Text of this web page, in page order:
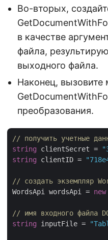
Во-вторых,
в качестве
файла,
выходного файла.
Наконец, вызовите
преобразования.
// получить учетные
string clientSecret =
string clientID =
// создать экземпляр
WordsApi wordsApi = new
// имя входного файла
string inputFile =